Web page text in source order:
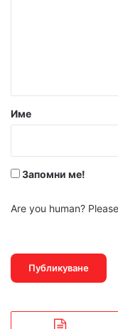
р
Име
Запомни ме!
Are you human?